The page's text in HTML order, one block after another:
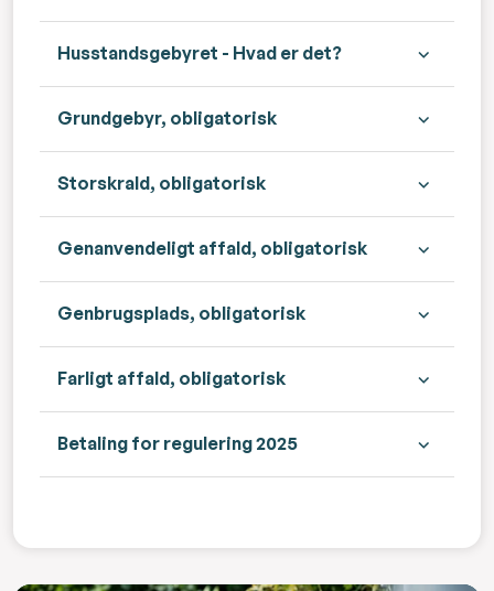
Husstandsgebyret - Hvad er det?
Grundgebyr, obligatorisk
Storskrald, obligatorisk
Genanvendeligt affald, obligatorisk
Genbrugsplads, obligatorisk
Farligt affald, obligatorisk
Betaling for regulering 2025